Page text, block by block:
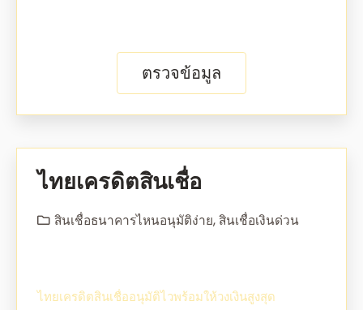
ตรวจข้อมูล
ไทยเครดิตสินเชื่อ
สินเชื่อธนาคารไหนอนุมัติง่าย,สินเชื่อเงินด่วน
ไทยเครดิตสินเชื่ออนุมัติไวพร้อมให้วงเงินสูงสุด